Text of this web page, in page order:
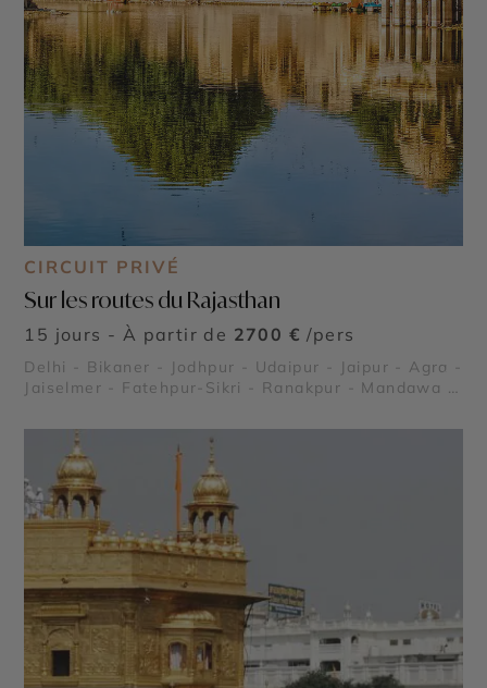
©
CIRCUIT PRIVÉ
Sur les routes du Rajasthan
15 jours - À partir de 2700 € /pers
Delhi - Bikaner - Jodhpur - Udaipur - Jaipur - Agra -
Jaiselmer - Fatehpur-Sikri - Ranakpur - Mandawa -